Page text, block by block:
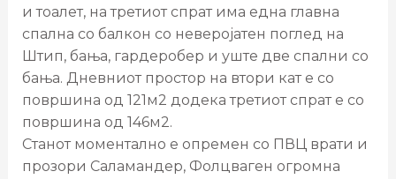
и тоалет, на третиот спрат има една главна
спална со балкон со неверојатен поглед на
Штип, бања, гардеробер и уште две спални со
бања. Дневниот простор на втори кат е со
површина од 121м2 додека третиот спрат е со
површина од 146м2.
Станот моментално е опремен со ПВЦ врати и
прозори Саламандер, Фолцваген огромна